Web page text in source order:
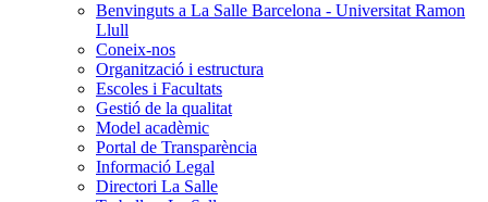
Benvinguts a La Salle Barcelona - Universitat Ramon
Llull
Coneix-nos
Organització i estructura
Escoles i Facultats
Gestió de la qualitat
Model acadèmic
Portal de Transparència
Informació Legal
Directori La Salle